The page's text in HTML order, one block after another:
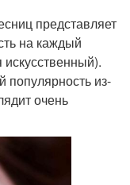
представляет
на каждый
популярность из-
очень